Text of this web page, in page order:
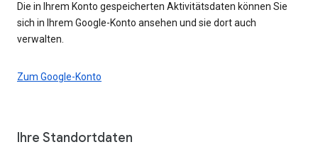
Die in Ihrem Konto gespeicherten Aktivitätsdaten können Sie
sich in Ihrem Google-Konto ansehen und sie dort auch
verwalten.
Zum Google-Konto
Ihre Standortdaten